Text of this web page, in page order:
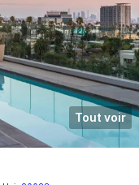
Tout voir